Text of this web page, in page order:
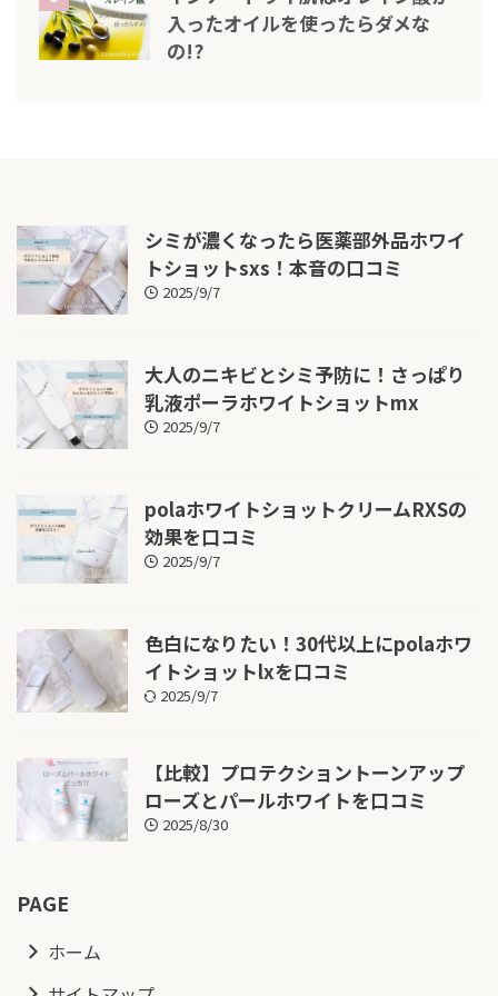
入ったオイルを使ったらダメな
の!?
シミが濃くなったら医薬部外品ホワイ
トショットsxs！本音の口コミ
2025/9/7
大人のニキビとシミ予防に！さっぱり
乳液ポーラホワイトショットmx
2025/9/7
polaホワイトショットクリームRXSの
効果を口コミ
2025/9/7
色白になりたい！30代以上にpolaホワ
イトショットlxを口コミ
2025/9/7
【比較】プロテクショントーンアップ
ローズとパールホワイトを口コミ
2025/8/30
PAGE
ホーム